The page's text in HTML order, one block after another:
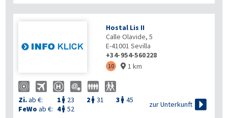
Hostal Lis II
Calle Olavide, 5
E-41001 Sevilla
+34-954-560228
10  1 km
Zi.ab €: 1  23 2  31 3  45
FeWo ab €: 4 52
zur Unterkunft 